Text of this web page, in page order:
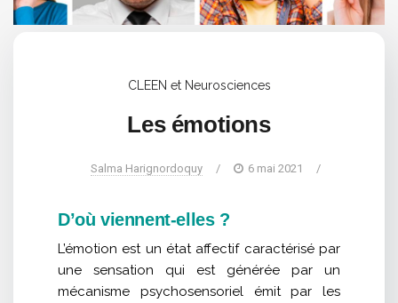
CLEEN et Neurosciences
Les émotions
Salma Harignordoquy / 6 mai 2021 /
D’où viennent-elles ?
L’émotion est un état affectif caractérisé par
une sensation qui est générée par un
mécanisme psychosensoriel émit par les